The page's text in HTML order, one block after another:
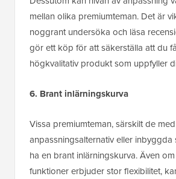
mellan olika premiumteman. Det är
noggrant undersöka och läsa
gör ett köp för att säkerställa att du
högkvalitativ produkt som uppfyller
6. Brant inlärningskurva
Vissa premiumteman, särskilt de
anpassningsalternativ eller
ha en brant inlärningskurva. Även
funktioner erbjuder stor flexibilitet,